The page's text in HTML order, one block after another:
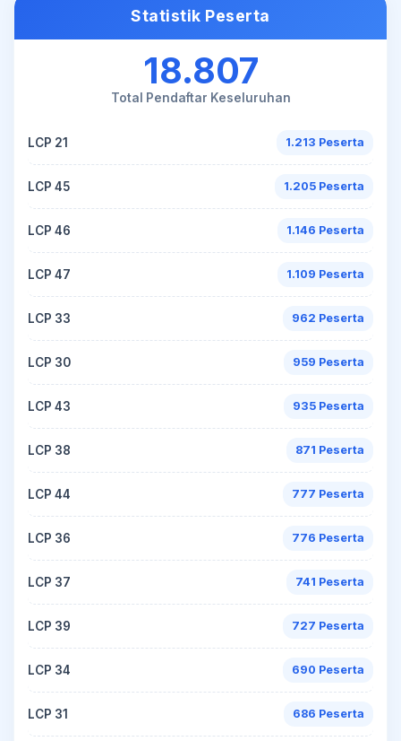
Statistik Peserta
18.807
Total Pendaftar Keseluruhan
LCP 21 1.213 Peserta
LCP 45 1.205 Peserta
LCP 46 1.146 Peserta
LCP 47 1.109 Peserta
LCP 33 962 Peserta
LCP 30 959 Peserta
LCP 43 935 Peserta
LCP 38 871 Peserta
LCP 44 777 Peserta
LCP 36 776 Peserta
LCP 37 741 Peserta
LCP 39 727 Peserta
LCP 34 690 Peserta
LCP 31 686 Peserta